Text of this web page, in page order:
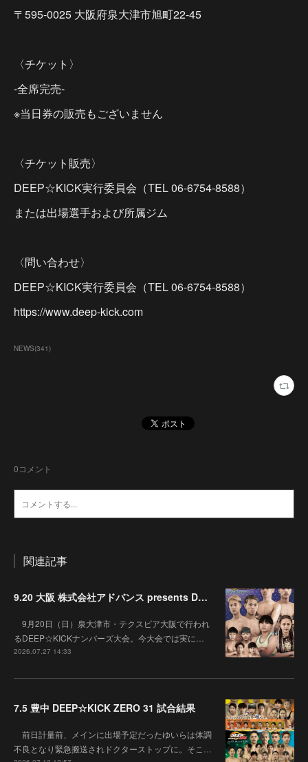
〒595-0025 大阪府泉大津市旭町22-45
〈チケット〉
-全席完売-
※当日券の販売もございません
〈チケット販売〉
DEEP☆KICK実行委員会（TEL 06-6754-8588）
または出場選手および所属ジム
〈問い合わせ〉
DEEP☆KICK実行委員会（TEL 06-6754-8588）
https://www.deep-kick.com
NEWS(341)
0コメント
関連記事
9.20 大阪 株式会社アドバンス presents DEEP☆KICK 79･80 7月の準決勝を勝ち抜いた6名による-53kg･-65kg･QUEEN-46kgと3つの王座決定戦の開催が決定！
9月20日（日）泉大津市・テクスピア大阪で行われ
るDEEP☆KICKナンバーズ大会。今大会では実に…
2026.07.27 14:33
7.5 豊中 DEEP☆KICK ZERO 31 試合結果
前日計量前、メインに出場予定だったゆいらは体調
不良となり緊急搬送されドクターストップに。そこ…